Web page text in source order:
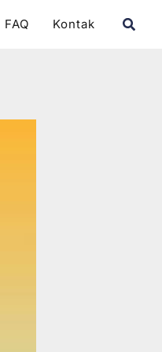
FAQ Kontak